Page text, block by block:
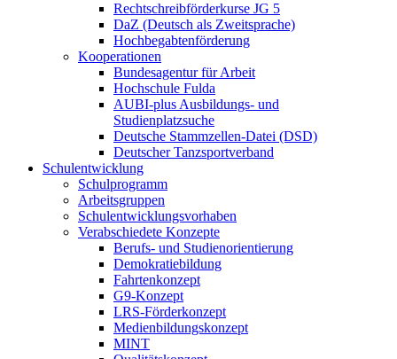
Rechtschreibförderkurse JG 5
DaZ (Deutsch als Zweitsprache)
Hochbegabtenförderung
Kooperationen
Bundesagentur für Arbeit
Hochschule Fulda
AUBI-plus Ausbildungs- und
Studienplatzsuche
Deutsche Stammzellen-Datei (DSD)
Deutscher Tanzsportverband
Schulentwicklung
Schulprogramm
Arbeitsgruppen
Schulentwicklungsvorhaben
Verabschiedete Konzepte
Berufs- und Studienorientierung
Demokratiebildung
Fahrtenkonzept
G9-Konzept
LRS-Förderkonzept
Medienbildungskonzept
MINT